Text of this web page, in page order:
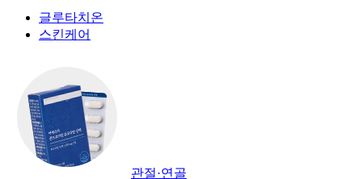
글루타치온
스킨케어
관절·연골